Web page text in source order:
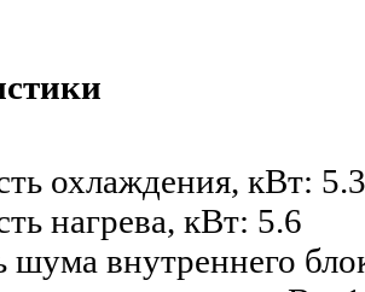
охлаждения, кВт: 5.3
нагрева, кВт: 5.6
шума внутреннего